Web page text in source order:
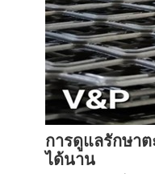
การดูแลรักษา
ได้นาน